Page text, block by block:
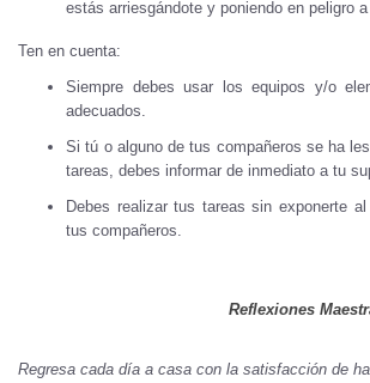
estás arriesgándote y poniendo en peligro
Ten en cuenta:
Siempre debes usar los equipos y/o
adecuados.
Si tú o alguno de tus compañeros se ha
tareas, debes informar de inmediato a tu
Debes realizar tus tareas sin exponerte
tus compañeros.
Reflexiones
Regresa cada día a casa con la satisfacción de